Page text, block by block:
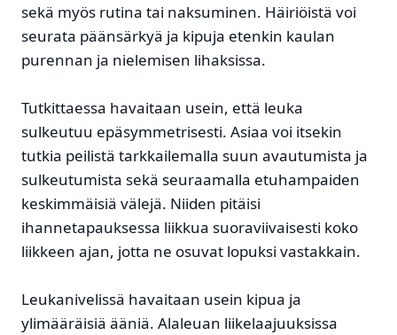
sekä myös rutina tai naksuminen. Häiriöistä voi
seurata päänsärkyä ja kipuja etenkin kaulan
purennan ja nielemisen lihaksissa.
Tutkittaessa havaitaan usein, että leuka
sulkeutuu epäsymmetrisesti. Asiaa voi itsekin
tutkia peilistä tarkkailemalla suun avautumista ja
sulkeutumista sekä seuraamalla etuhampaiden
keskimmäisiä välejä. Niiden pitäisi
ihannetapauksessa liikkua suoraviivaisesti koko
liikkeen ajan, jotta ne osuvat lopuksi vastakkain.
Leukanivelissä havaitaan usein kipua ja
ylimääräisiä ääniä. Alaleuan liikelaajuuksissa